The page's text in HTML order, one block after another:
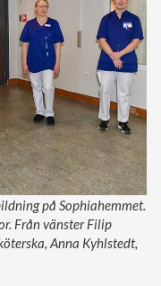
på Sophiahemmet.
Från vänster Filip
Anna Kyhlstedt,